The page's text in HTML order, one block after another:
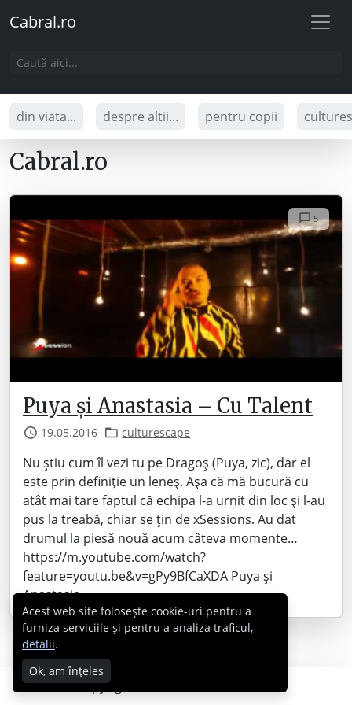
Cabral.ro
din viata... despre altii... pentru copii
Cabral.ro
5
Puya și Anastasia – Cu Talent
19.05.2016 culturescape
Nu știu cum îl vezi tu pe Dragoș (Puya, zic), dar el
este prin definiție un leneș. Așa că mă bucură cu
atât mai tare faptul că echipa l-a urnit din loc și l-au
pus la treabă, chiar se țin de xSessions. Au dat
drumul la piesă nouă acum câteva momente…
https://m.youtube.com/watch?
feature=youtu.be&v=gPy9BfCaXDA Puya și
Anastasia…
Copyright © 2007 - 2026 Cabral.ro
Acest web site folosește cookie-uri pentru a
furniza serviciile și pentru a analiza traficul,
detalii.
Ok, am înțeles